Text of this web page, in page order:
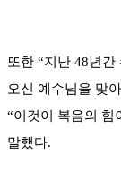
또한 “지난 48년
오신 예수님을 맞
“이것이 복음의 힘
말했다.